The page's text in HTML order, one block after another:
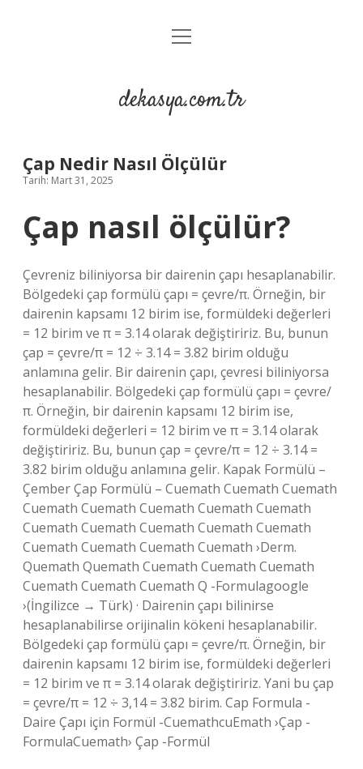
Anasayfa
Yasal Uyarı
menüyü
dekasya.com.tr
Çap Nedir Nasıl Ölçülür
Tarih: Mart 31, 2025
Çap nasıl ölçülür?
Çevreniz biliniyorsa bir dairenin çapı hesaplanabilir.
Bölgedeki çap formülü çapı = çevre/π. Örneğin, bir
dairenin kapsamı 12 birim ise, formüldeki değerleri
= 12 birim ve π = 3.14 olarak değiştiririz. Bu, bunun
çap = çevre/π = 12 ÷ 3.14 = 3.82 birim olduğu
anlamına gelir. Bir dairenin çapı, çevresi biliniyorsa
hesaplanabilir. Bölgedeki çap formülü çapı = çevre/
π. Örneğin, bir dairenin kapsamı 12 birim ise,
formüldeki değerleri = 12 birim ve π = 3.14 olarak
değiştiririz. Bu, bunun çap = çevre/π = 12 ÷ 3.14 =
3.82 birim olduğu anlamına gelir. Kapak Formülü –
Çember Çap Formülü – Cuemath Cuemath Cuemath
Cuemath Cuemath Cuemath Cuemath Cuemath
Cuemath Cuemath Cuemath Cuemath Cuemath
Cuemath Cuemath Cuemath Cuemath ›Derm.
Quemath Quemath Cuemath Cuemath Cuemath
Cuemath Cuemath Cuemath Q -Formulagoogle
›(İngilizce → Türk) · Dairenin çapı bilinirse
hesaplanabilirse orijinalin kökeni hesaplanabilir.
Bölgedeki çap formülü çapı = çevre/π. Örneğin, bir
dairenin kapsamı 12 birim ise, formüldeki değerleri
= 12 birim ve π = 3.14 olarak değiştiririz. Yani bu çap
= çevre/π = 12 ÷ 3,14 = 3.82 birim. Cap Formula -
Daire Çapı için Formül -CuemathcuEmath ›Çap -
FormulaCuemath› Çap -Formül